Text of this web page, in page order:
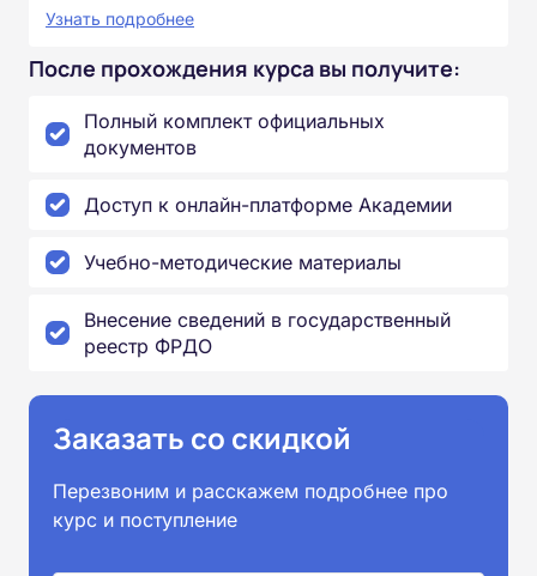
Узнать подробнее
После прохождения курса вы получите:
Полный комплект официальных
документов
Доступ к онлайн-платформе Академии
Учебно-методические материалы
Внесение сведений в государственный
реестр ФРДО
Заказать со скидкой
Перезвоним и расскажем подробнее про
курс и поступление